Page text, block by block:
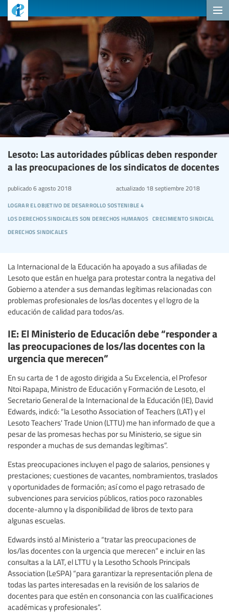
Lesoto: Las autoridades públicas deben responder
a las preocupaciones de los sindicatos de docentes
lograr el objetivo de desarrollo sostenible 4
los derechos sindicales son derechos humanos crecimiento sindical
derechos sindicales
publicado6 agosto 2018 actualizado18 septiembre 2018
La Internacional de la Educación ha apoyado a sus afiliadas de
Lesoto que están en huelga para protestar contra la negativa del
Gobierno a atender a sus demandas legítimas relacionadas con
problemas profesionales de los/las docentes y el logro de la
educación de calidad para todos/as.
IE: El Ministerio de Educación debe “responder a
las preocupaciones de los/las docentes con la
urgencia que merecen”
En su carta de 1 de agosto dirigida a Su Excelencia, el Profesor
Ntoi Rapapa, Ministro de Educación y Formación de Lesoto, el
Secretario General de la Internacional de la Educación (IE), David
Edwards, indicó: “la Lesotho Association of Teachers (LAT) y el
Lesoto Teachers' Trade Union (LTTU) me han informado de que a
pesar de las promesas hechas por su Ministerio, se sigue sin
responder a muchas de sus demandas legítimas”.
Estas preocupaciones incluyen el pago de salarios, pensiones y
prestaciones; cuestiones de vacantes, nombramientos, traslados
y oportunidades de formación; así como el pago retrasado de
subvenciones para servicios públicos, ratios poco razonables
docente-alumno y la disponibilidad de libros de texto para
algunas escuelas.
Edwards instó al Ministerio a “tratar las preocupaciones de
los/las docentes con la urgencia que merecen” e incluir en las
consultas a la LAT, el LTTU y la Lesotho Schools Principals
Association (LeSPA) “para garantizar la representación plena de
todas las partes interesadas en la revisión de los salarios de
docentes para que estén en consonancia con las cualificaciones
académicas y profesionales”.